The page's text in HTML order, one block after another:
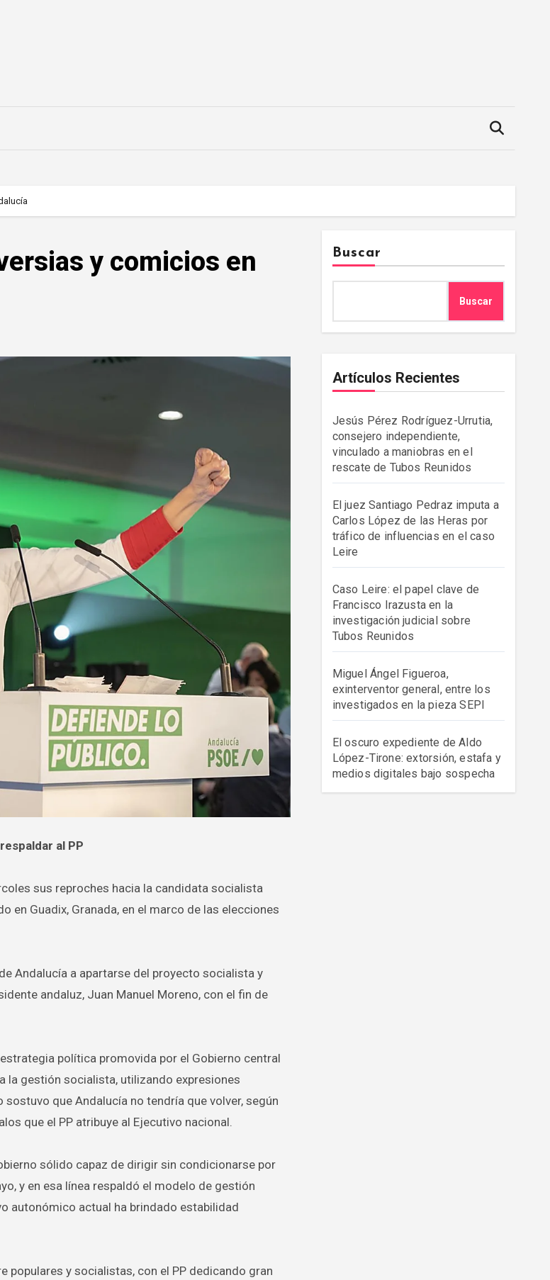
y comicios en
al PP
sus reproches hacia la candidata socialista
en Guadix, Granada, en el marco de las elecciones
Andalucía a apartarse del proyecto socialista y
andaluz, Juan Manuel Moreno, con el fin de
política promovida por el Gobierno central
la gestión socialista, utilizando expresiones
que Andalucía no tendría que volver, según
que el PP atribuye al Ejecutivo nacional.
sólido capaz de dirigir sin condicionarse por
y en esa línea respaldó el modelo de gestión
autonómico actual ha brindado estabilidad
populares y socialistas, con el PP dedicando gran
Buscar
Buscar
Artículos Recientes
Jesús Pérez Rodríguez-Urrutia,
consejero independiente,
vinculado a maniobras en el
rescate de Tubos Reunidos
El juez Santiago Pedraz imputa a
Carlos López de las Heras por
tráfico de influencias en el caso
Leire
Caso Leire: el papel clave de
Francisco Irazusta en la
investigación judicial sobre
Tubos Reunidos
Miguel Ángel Figueroa,
exinterventor general, entre los
investigados en la pieza SEPI
El oscuro expediente de Aldo
López-Tirone: extorsión, estafa y
medios digitales bajo sospecha